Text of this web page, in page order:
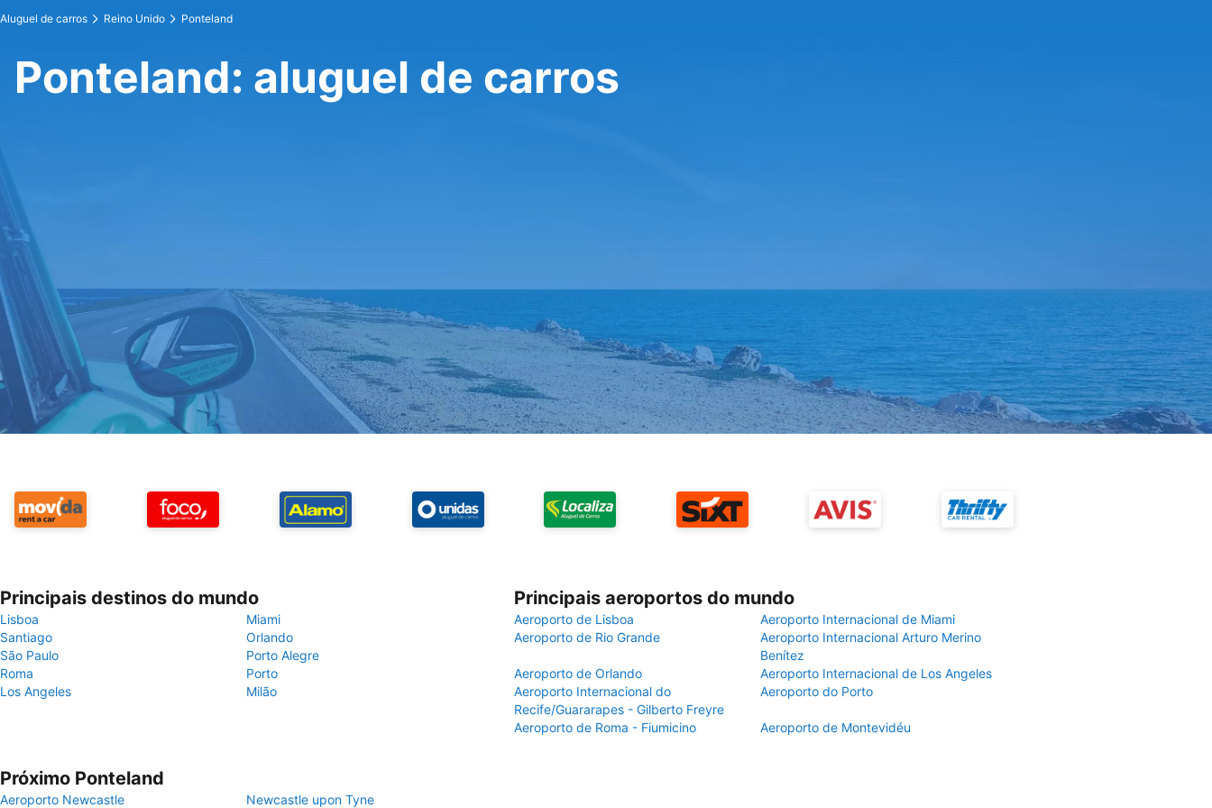
Aluguel de carros Reino Unido Ponteland
Ponteland: aluguel de carros
Principais destinos do mundo
Lisboa
Miami
Santiago
Orlando
São Paulo
Porto Alegre
Roma
Porto
Los Angeles
Milão
Principais aeroportos do mundo
Aeroporto de Lisboa
Aeroporto Internacional de Miami
Aeroporto de Rio Grande
Aeroporto Internacional Arturo Merino
Benítez
Aeroporto de Orlando
Aeroporto Internacional de Los Angeles
Aeroporto Internacional do
Recife/Guararapes - Gilberto Freyre
Aeroporto do Porto
Aeroporto de Roma - Fiumicino Aeroporto de Montevidéu
Próximo Ponteland
Aeroporto Newcastle Newcastle upon Tyne